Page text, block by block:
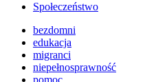
Społeczeństwo
bezdomni
edukacja
migranci
niepełnosprawność
pomoc